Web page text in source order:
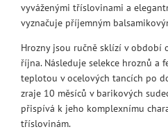
vyváženými tříslovinami a
vyznačuje příjemným
Hrozny jsou ručně sklízí v období
října. Následuje selekce hroznů a
teplotou v ocelových tancích po
zraje 10 měsíců v barikových
přispívá k jeho komplexnímu
tříslovinám.